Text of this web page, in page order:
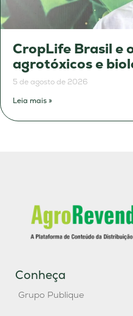
CropLife Brasil e
agrotóxicos e
5 de agosto de 2026
Leia mais »
Conheça
Grupo Publique